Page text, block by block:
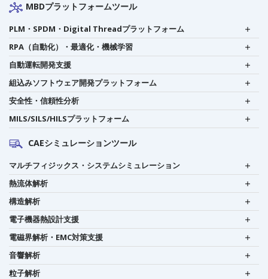
MBDプラットフォームツール
PLM・SPDM・Digital Threadプラットフォーム
RPA（自動化）・最適化・機械学習
自動運転開発支援
組込みソフトウェア開発プラットフォーム
安全性・信頼性分析
MILS/SILS/HILSプラットフォーム
CAEシミュレーションツール
マルチフィジックス・システムシミュレーション
熱流体解析
構造解析
電子機器熱設計支援
電磁界解析・EMC対策支援
音響解析
粒子解析